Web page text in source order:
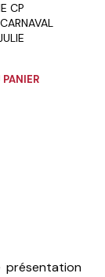
CP
présentation